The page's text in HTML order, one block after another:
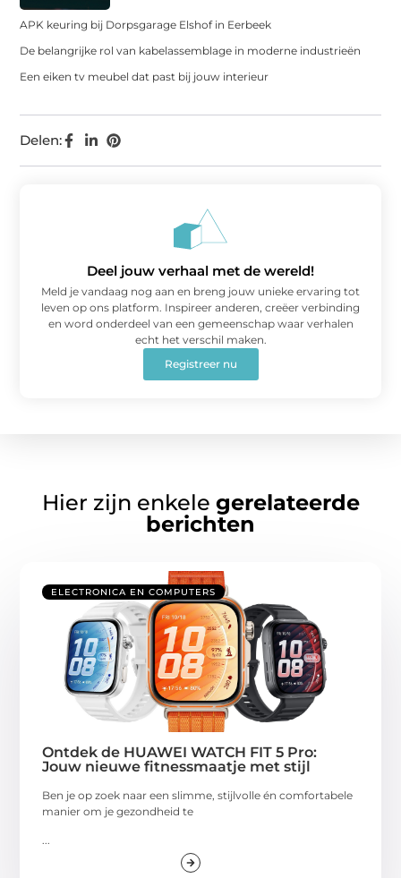
Delen:
APK keuring bij Dorpsgarage Elshof in Eerbeek
De belangrijke rol van kabelassemblage in moderne industrieën
Een eiken tv meubel dat past bij jouw interieur
Deel jouw verhaal met de wereld!
Meld je vandaag nog aan en breng jouw unieke ervaring tot
leven op ons platform. Inspireer anderen, creëer verbinding
en word onderdeel van een gemeenschap waar verhalen
echt het verschil maken.
Registreer nu
Hier zijn enkele gerelateerde
berichten
ELECTRONICA EN COMPUTERS
Ontdek de HUAWEI WATCH FIT 5 Pro:
Jouw nieuwe fitnessmaatje met stijl
Ben je op zoek naar een slimme, stijlvolle én comfortabele
manier om je gezondheid te
...